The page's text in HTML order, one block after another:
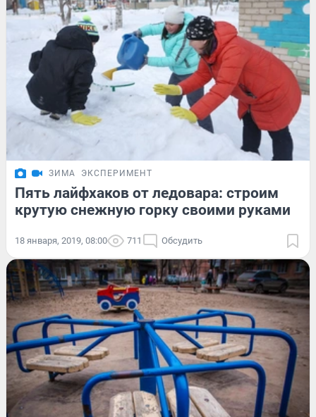
ЗИМА ЭКСПЕРИМЕНТ
Пять лайфхаков от ледовара: строим
крутую снежную горку своими руками
18 января, 2019, 08:00 711 Обсудить